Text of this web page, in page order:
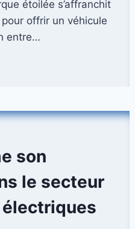
étoilée s’affranchit
offrir un véhicule
entre…
son
le secteur